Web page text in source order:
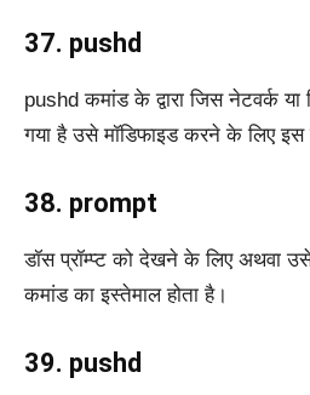
37. pushd
pushd कमांड के द्वारा जिस नेटवर्क या
गया है उसे मॉडिफाइड करने के लिए इस
38. prompt
डॉस प्रॉम्प्ट को देखने के लिए अथवा
कमांड का इस्तेमाल होता है।
39. pushd